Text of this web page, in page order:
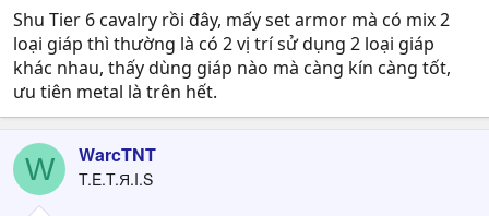
Shu Tier 6 cavalry rồi đây, mấy set armor mà có mix 2
loại giáp thì thường là có 2 vị trí sử dụng 2 loại giáp
khác nhau, thấy dùng giáp nào mà càng kín càng tốt,
ưu tiên metal là trên hết.
W WarcTNT
T.E.T.Я.I.S